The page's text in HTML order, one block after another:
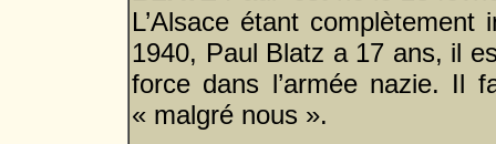
L’Alsace étant complètement
1940, Paul Blatz a 17 ans, il
force dans l’armée nazie. Il
« malgré nous ».